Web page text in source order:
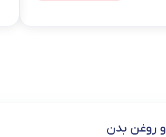
روغن بدن